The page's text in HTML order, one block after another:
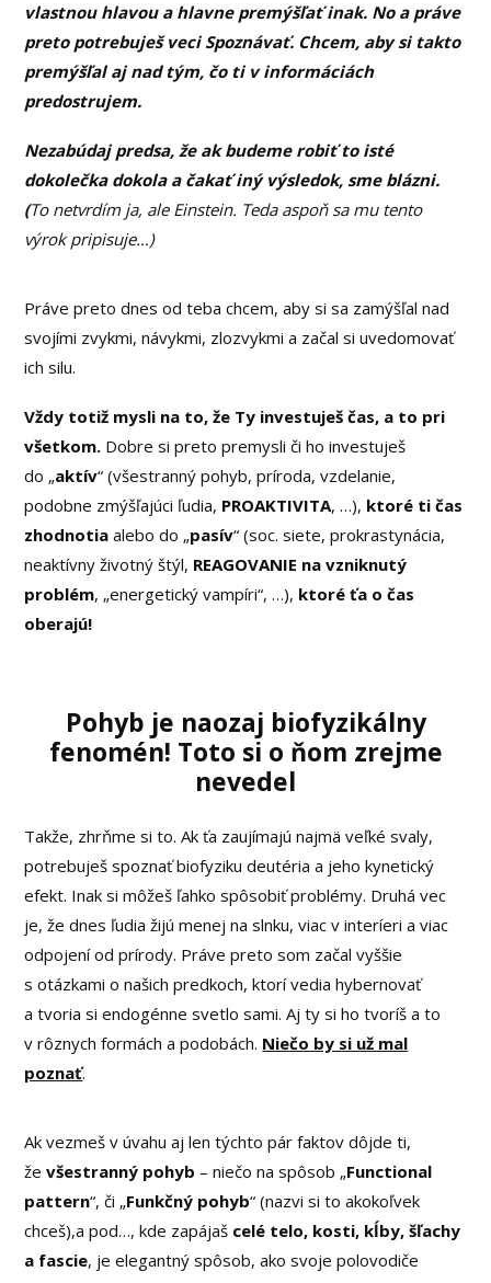
vlastnou hlavou a hlavne premýšľať inak. No a práve
preto potrebuješ veci Spoznávať. Chcem, aby si takto
premýšľal aj nad tým, čo ti v informáciách
predostrujem.
Nezabúdaj predsa, že ak budeme robiť to isté
dokolečka dokola a čakať iný výsledok, sme blázni.
(To netvrdím ja, ale Einstein. Teda aspoň sa mu tento
výrok pripisuje…)
Práve preto dnes od teba chcem, aby si sa zamýšľal nad
svojími zvykmi, návykmi, zlozvykmi a začal si uvedomovať
ich silu.
Vždy totiž mysli na to, že Ty investuješ čas, a to pri
všetkom. Dobre si preto premysli či ho investuješ
do „aktív“ (všestranný pohyb, príroda, vzdelanie,
podobne zmýšľajúci ľudia, PROAKTIVITA, …), ktoré ti čas
zhodnotia alebo do „pasív“ (soc. siete, prokrastynácia,
neaktívny životný štýl, REAGOVANIE na vzniknutý
problém, „energetický vampíri“, …), ktoré ťa o čas
oberajú!
Pohyb je naozaj biofyzikálny
fenomén! Toto si o ňom zrejme
nevedel
Takže, zhrňme si to. Ak ťa zaujímajú najmä veľké svaly,
potrebuješ spoznať biofyziku deutéria a jeho kynetický
efekt. Inak si môžeš ľahko spôsobiť problémy. Druhá vec
je, že dnes ľudia žijú menej na slnku, viac v interíeri a viac
odpojení od prírody. Práve preto som začal vyššie
s otázkami o našich predkoch, ktorí vedia hybernovať
a tvoria si endogénne svetlo sami. Aj ty si ho tvoríš a to
v rôznych formách a podobách. Niečo by si už mal
poznať.
Ak vezmeš v úvahu aj len týchto pár faktov dôjde ti,
ževšestranný pohyb – niečo na spôsob „Functional
pattern“, či „Funkčný pohyb“ (nazvi si to akokoľvek
chceš),a pod…, kde zapájaš celé telo, kosti, kĺby, šľachy
a fascie, je elegantný spôsob, ako svoje polovodiče